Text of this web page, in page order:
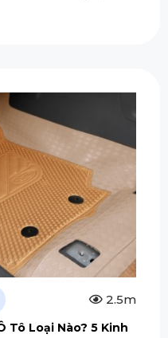
2.5m
Tô Loại Nào? 5 Kinh